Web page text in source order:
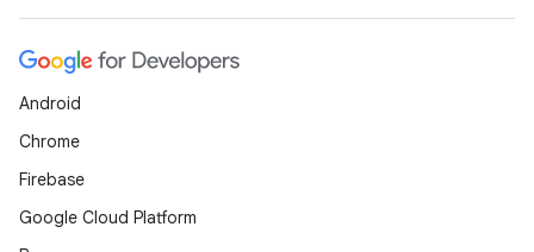
Android
Chrome
Firebase
Google Cloud Platform